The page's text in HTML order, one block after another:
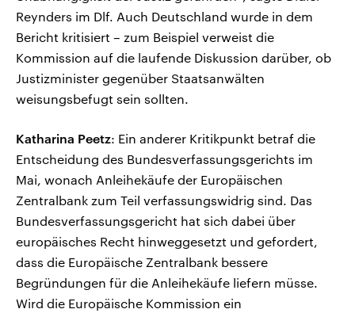
Reynders im Dlf. Auch Deutschland wurde in dem
Bericht kritisiert – zum Beispiel verweist die
Kommission auf die laufende Diskussion darüber, ob
Justizminister gegenüber Staatsanwälten
weisungsbefugt sein sollten.
Katharina Peetz: Ein anderer Kritikpunkt betraf die
Entscheidung des Bundesverfassungsgerichts im
Mai, wonach Anleihekäufe der Europäischen
Zentralbank zum Teil verfassungswidrig sind. Das
Bundesverfassungsgericht hat sich dabei über
europäisches Recht hinweggesetzt und gefordert,
dass die Europäische Zentralbank bessere
Begründungen für die Anleihekäufe liefern müsse.
Wird die Europäische Kommission ein